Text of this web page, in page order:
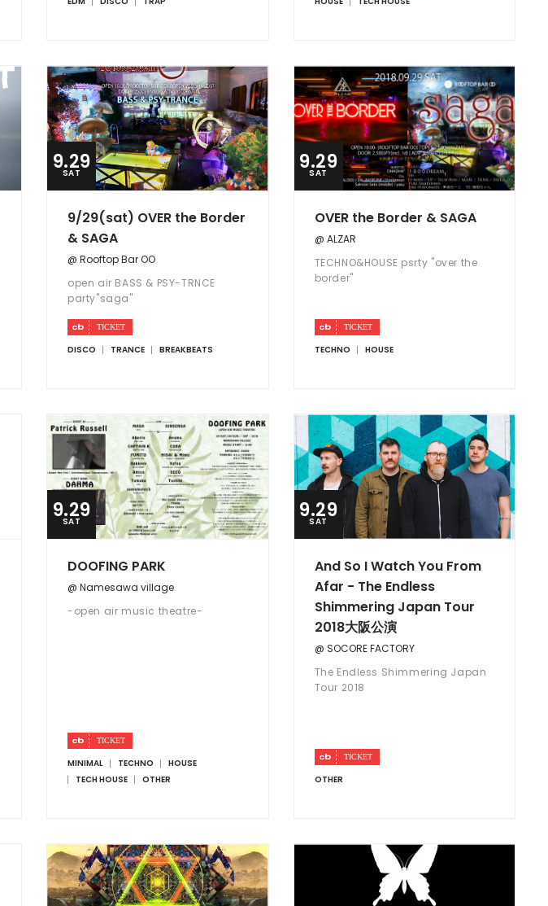
9.29
SAT
9/29(sat) OVER the Border
& SAGA
@ Rooftop Bar OO
open air BASS & PSY-TRNCE
party"saga"
DISCO TRANCE BREAKBEATS
9.29
SAT
OVER the Border & SAGA
@ ALZAR
TECHNO&HOUSE psrty "over the
border"
TECHNO HOUSE
9.29
SAT
DOOFING PARK
@ Namesawa village
-open air music theatre-
MINIMAL TECHNO
HOUSE
TECH HOUSE
OTHER
9.29
SAT
And So I Watch You From
Afar - The Endless
Shimmering Japan Tour
2018大阪公演
@ SOCORE FACTORY
The Endless Shimmering Japan
Tour 2018
OTHER